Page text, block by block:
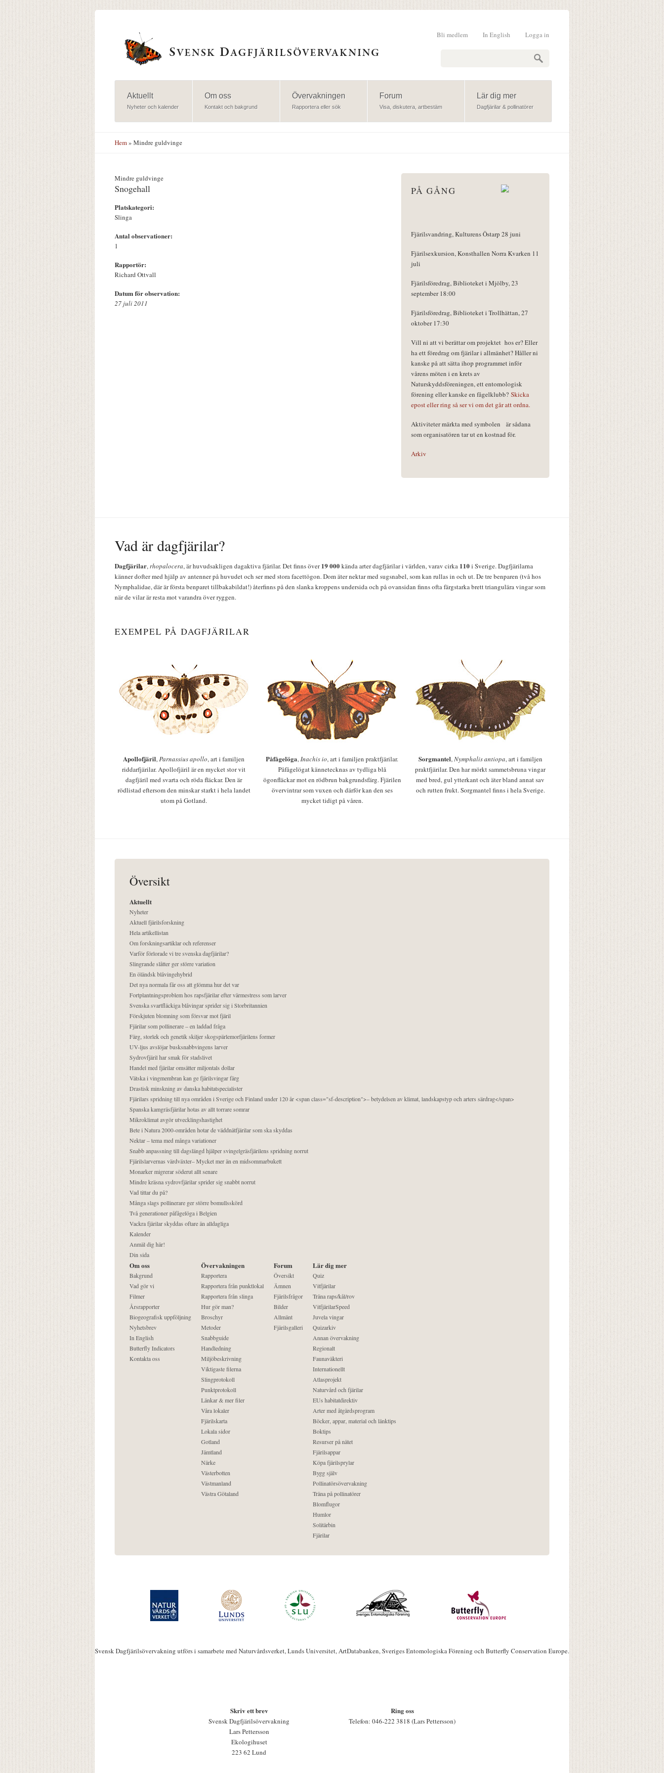
Logga in
In English
Bli medlem
Aktuellt
Nyheter och kalender
Om oss
Kontakt och bakgrund
Övervakningen
Rapportera eller sök
Forum
Visa, diskutera, artbestäm
Lär dig mer
Dagfjärilar & pollinatörer
Hem» Mindre guldvinge
Mindre guldvinge
Snogehall
Platskategori:
Slinga
Antal observationer:
1
Rapportör:
Richard Ottvall
Datum för observation:
27 juli 2011
PÅ GÅNG
Fjärilsvandring, Kulturens Östarp 28 juni
Fjärilsexkursion, Konsthallen Norra Kvarken 11
juli
Fjärilsföredrag, Biblioteket i Mjölby, 23
september 18:00
Fjärilsföredrag, Biblioteket i Trollhättan, 27
oktober 17:30
Vill ni att vi berättar om projektet hos er? Eller
ha ett föredrag om fjärilar i allmänhet? Håller ni
kanske på att sätta ihop programmet inför
vårens möten i en krets av
Naturskyddsföreningen, ett entomologisk
förening eller kanske en fågelklubb? Skicka
epost eller ring så ser vi om det går att ordna.
Aktiviteter märkta med symbolen
är sådana
som organisatören tar ut en kostnad för.
Arkiv
Vad är dagfjärilar?
Dagfjärilar,rhopalocera, är huvudsakligen dagaktiva fjärilar. Det finns över19 000kända arter dagfjärilar i världen, varav cirka 110i Sverige. Dagfjärilarna
känner dofter med hjälp av antenner på huvudet och ser med stora facettögon. Dom äter nektar med sugsnabel, som kan rullas in och ut. De tre benparen (två hos
Nymphalidae, där är första benparet tillbakabildat!) återfinns på den slanka kroppens undersida och på ovansidan finns ofta färgstarka brett triangulära vingar som
när de vilar är resta mot varandra över ryggen.
EXEMPEL PÅ DAGFJÄRILAR
Apollofjäril,Parnassius apollo, art i familjen
riddarfjärilar. Apollofjäril är en mycket stor vit
dagfjäril med svarta och röda fläckar. Den är
rödlistad eftersom den minskar starkt i hela landet
utom på Gotland.
Påfågelöga,Inachis io, art i familjen praktfjärilar.
Påfågelögat kännetecknas av tydliga blå
ögonfläckar mot en rödbrun bakgrundsfärg. Fjärilen
övervintrar som vuxen och därför kan den ses
mycket tidigt på våren.
Sorgmantel,Nymphalis antiopa, art i familjen
praktfjärilar. Den har mörkt sammetsbruna vingar
med bred, gul ytterkant och äter bland annat sav
och rutten frukt. Sorgmantel finns i hela Sverige.
Översikt
Aktuellt
Nyheter
Aktuell fjärilsforskning
Hela artikellistan
Om forskningsartiklar och referenser
Varför förlorade vi tre svenska dagfjärilar?
Slingrande slåtter ger större variation
En öländsk blåvingehybrid
Det nya normala får oss att glömma hur det var
Fortplantningsproblem hos rapsfjärilar efter värmestress som larver
Svenska svartfläckiga blåvingar sprider sig i Storbritannien
Förskjuten blomning som försvar mot fjäril
Fjärilar som pollinerare – en laddad fråga
Färg, storlek och genetik skiljer skogspärlemorfjärilens former
UV-ljus avslöjar busksnabbvingens larver
Sydrovfjäril har smak för stadslivet
Handel med fjärilar omsätter miljontals dollar
Vätska i vingmembran kan ge fjärilsvingar färg
Drastisk minskning av danska habitatspecialister
Fjärilars spridning till nya områden i Sverige och Finland under 120 år <span class="sf-description">– betydelsen av klimat, landskapstyp och arters särdrag</span>
Spanska kamgräsfjärilar hotas av allt torrare somrar
Mikroklimat avgör utvecklingshastighet
Bete i Natura 2000-områden hotar de väddnätfjärilar som ska skyddas
Nektar – tema med många variationer
Snabb anpassning till dagslängd hjälper svingelgräsfjärilens spridning norrut
Fjärilslarvernas värdväxter– Mycket mer än en midsommarbukett
Monarker migrerar söderut allt senare
Mindre kräsna sydrovfjärilar sprider sig snabbt norrut
Vad tittar du på?
Många slags pollinerare ger större bomullsskörd
Två generationer påfågelöga i Belgien
Vackra fjärilar skyddas oftare än alldagliga
Kalender
Anmäl dig här!
Din sida
Om oss
Bakgrund
Vad gör vi
Filmer
Årsrapporter
Biogeografisk uppföljning
Nyhetsbrev
In English
Butterfly Indicators
Kontakta oss
Övervakningen
Rapportera
Rapportera från punktlokal
Rapportera från slinga
Hur gör man?
Broschyr
Metoder
Snabbguide
Handledning
Miljöbeskrivning
Viktigaste filerna
Slingprotokoll
Punktprotokoll
Länkar & mer filer
Våra lokaler
Fjärilskarta
Lokala sidor
Gotland
Jämtland
Närke
Västerbotten
Västmanland
Västra Götaland
Forum
Översikt
Ämnen
Fjärilsfrågor
Bilder
Allmänt
Fjärilsgalleri
Lär dig mer
Quiz
Vitfjärilar
Träna raps/kål/rov
VitfjärilarSpeed
Juvela vingar
Quizarkiv
Annan övervakning
Regionalt
Faunaväkteri
Internationellt
Atlasprojekt
Naturvård och fjärilar
EUs habitatdirektiv
Arter med åtgärdsprogram
Böcker, appar, material och länktips
Boktips
Resurser på nätet
Fjärilsappar
Köpa fjärilsprylar
Bygg själv
Pollinatörsövervakning
Träna på pollinatörer
Blomflugor
Humlor
Solitärbin
Fjärilar
Svensk Dagfjärilsövervakning utförs i samarbete med Naturvårdsverket, Lunds Universitet, ArtDatabanken, Sveriges Entomologiska Förening och Butterfly Conservation Europe.
Skriv ett brev
Svensk Dagfjärilsövervakning
Lars Pettersson
Ekologihuset
223 62 Lund
Ring oss
Telefon: 046-222 3818 (Lars Pettersson)